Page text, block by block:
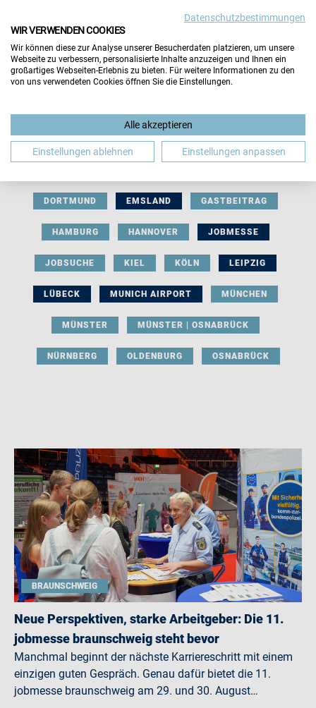
BERUFLICHE ORIENTIERUNG BEWERBUNG
DORTMUND EMSLAND GASTBEITRAG
HAMBURG HANNOVER JOBMESSE
JOBSUCHE KIEL KÖLN LEIPZIG
LÜBECK MUNICH AIRPORT MÜNCHEN
MÜNSTER MÜNSTER | OSNABRÜCK
NÜRNBERG OLDENBURG OSNABRÜCK
BRAUNSCHWEIG
Neue Perspektiven, starke Arbeitgeber: Die 11.
jobmesse braunschweig steht bevor
Manchmal beginnt der nächste Karriereschritt mit einem
einzigen guten Gespräch. Genau dafür bietet die 11.
jobmesse braunschweig am 29. und 30. August…
Datenschutzbestimmungen
WIR VERWENDEN COOKIES
Wir können diese zur Analyse unserer Besucherdaten platzieren, um unsere
Webseite zu verbessern, personalisierte Inhalte anzuzeigen und Ihnen ein
großartiges Webseiten-Erlebnis zu bieten. Für weitere Informationen zu den
von uns verwendeten Cookies öffnen Sie die Einstellungen.
Alle akzeptieren
Einstellungen ablehnen Einstellungen anpassen